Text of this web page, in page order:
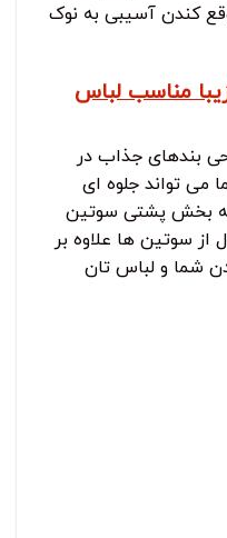
کندن آسیبی به نوک
مناسب لباس
بندهای جذاب در
تواند جلوه ای
که بخش پشتی سوتین
سوتین ها علاوه بر
شما و لباس تان